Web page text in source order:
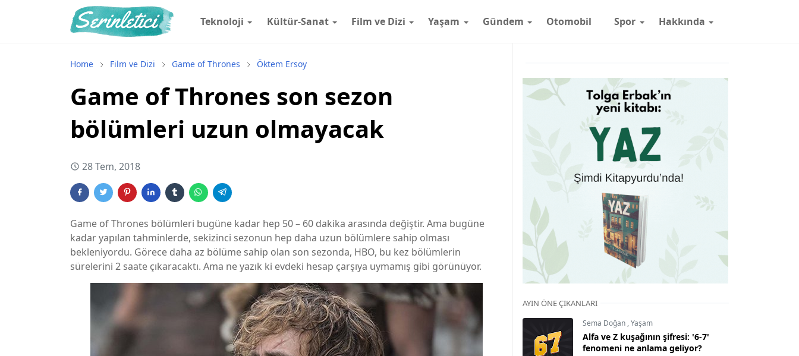
Teknoloji Kültür-Sanat Film ve Dizi Yaşam Gündem Otomobil Spor Hakkında
Home Film ve Dizi Game of Thrones Öktem Ersoy
Game of Thrones son sezon
bölümleri uzun olmayacak
28 Tem, 2018
Game of Thrones bölümleri bugüne kadar hep 50 – 60 dakika arasında değiştir. Ama bugüne
kadar yapılan tahminlerde, sekizinci sezonun hep daha uzun bölümlere sahip olması
bekleniyordu. Görece daha az bölüme sahip olan son sezonda, HBO, bu kez bölümlerin
sürelerini 2 saate çıkaracaktı. Ama ne yazık ki evdeki hesap çarşıya uymamış gibi görünüyor.
AYIN ÖNE ÇIKANLARI
Sema Doğan ,Yaşam
Alfa ve Z kuşağının şifresi: '6-7'
fenomeni ne anlama geliyor?